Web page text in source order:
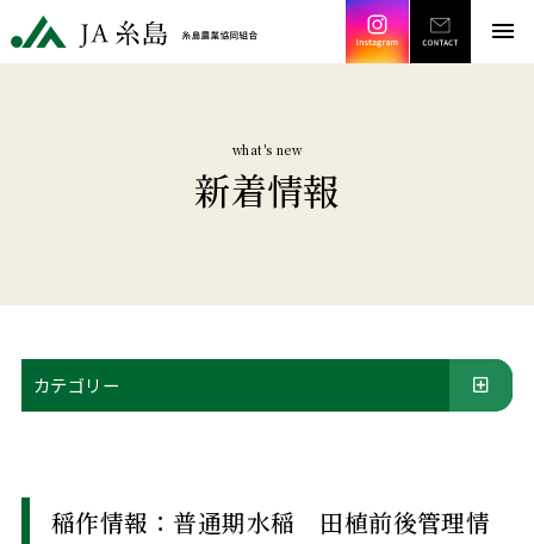
JA糸島 糸島農業協同組合
Instagram
menu
what's new
新着情報
稲作情報：普通期水稲 田植前後管理情
カテゴリー